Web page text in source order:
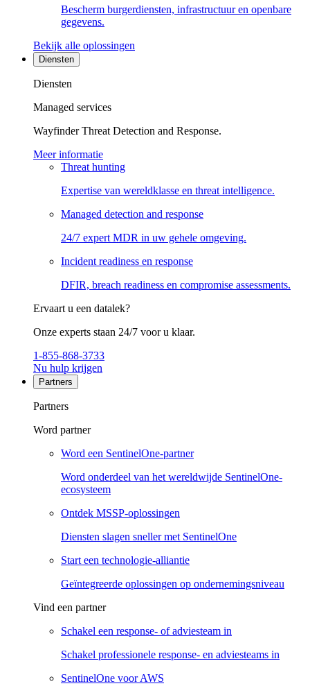
Bescherm burgerdiensten, infrastructuur en openbare
gegevens.
Bekijk alle oplossingen
Diensten
Diensten
Managed services
Wayfinder Threat Detection and Response.
Meer informatie
Threat hunting
Expertise van wereldklasse en threat intelligence.
Managed detection and response
24/7 expert MDR in uw gehele omgeving.
Incident readiness en response
DFIR, breach readiness en compromise assessments.
Ervaart u een datalek?
Onze experts staan 24/7 voor u klaar.
1-855-868-3733
Nu hulp krijgen
Partners
Partners
Word partner
Word een SentinelOne-partner
Word onderdeel van het wereldwijde SentinelOne-
ecosysteem
Ontdek MSSP-oplossingen
Diensten slagen sneller met SentinelOne
Start een technologie-alliantie
Geïntegreerde oplossingen op ondernemingsniveau
Vind een partner
Schakel een response- of adviesteam in
Schakel professionele response- en adviesteams in
SentinelOne voor AWS